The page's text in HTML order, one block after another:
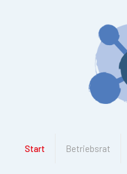
Start Betriebsrat